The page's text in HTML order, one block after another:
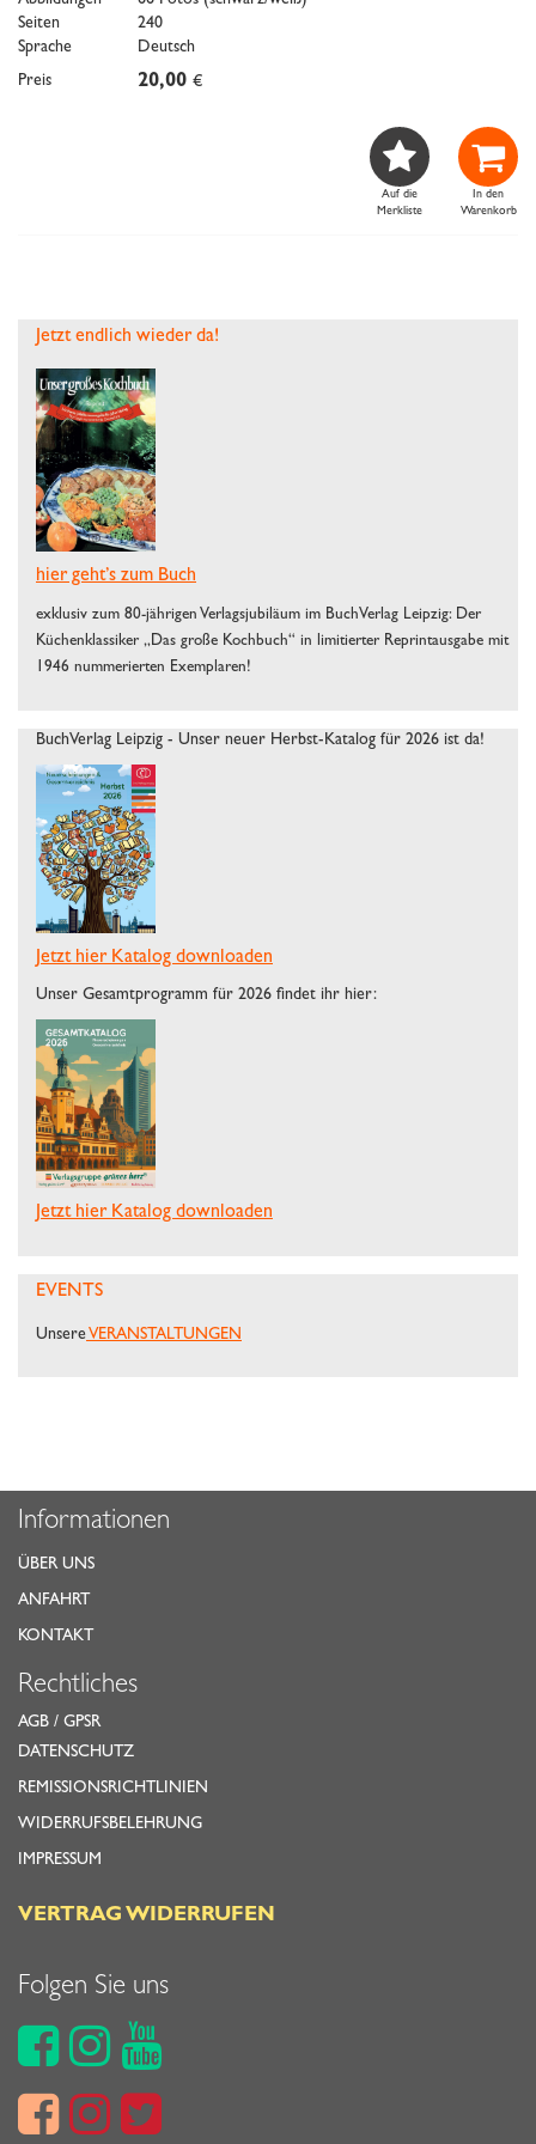
Seiten
240
Sprache
Deutsch
Preis
20,00 €

Auf die
Merkliste

In den
Warenkorb
Jetzt endlich wieder da!
hier geht’s zum Buch
exklusiv zum 80-jährigen Verlagsjubiläum im BuchVerlag Leipzig: Der
Küchenklassiker „Das große Kochbuch“ in limitierter Reprintausgabe mit
1946 nummerierten Exemplaren!
BuchVerlag Leipzig - Unser neuer Herbst-Katalog für 2026 ist da!
Jetzt hier Katalog downloaden
Unser Gesamtprogramm für 2026 findet ihr hier:
Jetzt hier Katalog downloaden
EVENTS
Unsere VERANSTALTUNGEN
Informationen
ÜBER UNS
ANFAHRT
KONTAKT
Rechtliches
AGB / GPSR
DATENSCHUTZ
REMISSIONSRICHTLINIEN
WIDERRUFSBELEHRUNG
IMPRESSUM
VERTRAG WIDERRUFEN
Folgen Sie uns
  
  